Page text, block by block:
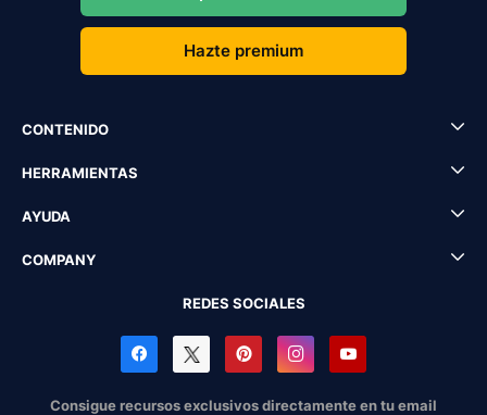
Hazte premium
CONTENIDO
HERRAMIENTAS
AYUDA
COMPANY
REDES SOCIALES
Consigue recursos exclusivos directamente en tu email